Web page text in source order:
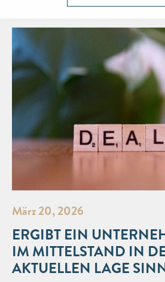
März 20, 2026
ERGIBT EIN
IM MITTELSTAND IN
AKTUELLEN LAGE